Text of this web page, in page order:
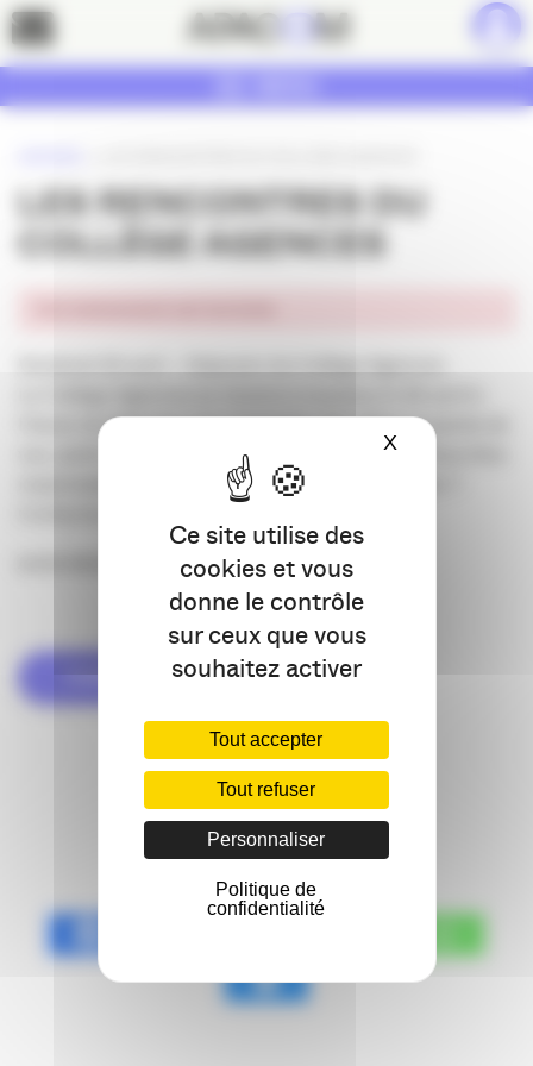
Contact
LES RENCONTRES DU
COLLÈGE AGENCES
l’heure du déjeuner pour échanger des idées et points de
vue, parler spécificités et complémentarités… Vous êtes
responsable d’une agence et souhaitez participer ?
ACCÈS RÉSERVÉ AUX ADHÉRENTS
VOIR TOUS LES ÉVÉNEMENTS
PARTAGEZ CET
ÉVÉNEMENT !
Panneau de gestion des cookies
Ce site utilise des
cookies et vous
donne le contrôle
sur ceux que vous
souhaitez activer
Tout accepter
Tout refuser
Personnaliser
Politique de
confidentialité
X Masquer le